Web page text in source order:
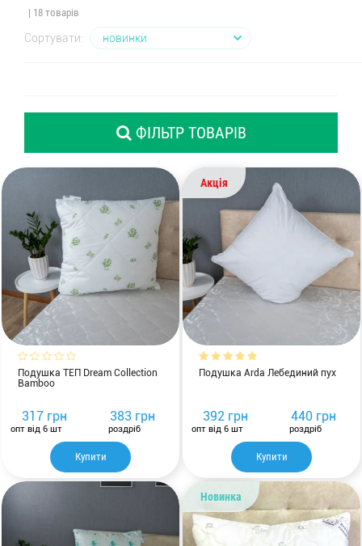
Пледи
Покривала
Машинки для стрижки та гоління
Акції
| 18 товарів
Сортувати:
ФІЛЬТР ТОВАРІВ
Подушка ТЕП Dream Collection
Bamboo
Купити
317 грн
опт від 6 шт
383 грн
роздріб
Акція
Подушка Arda Лебединий пух
Купити
392 грн
опт від 6 шт
440 грн
роздріб
Новинка